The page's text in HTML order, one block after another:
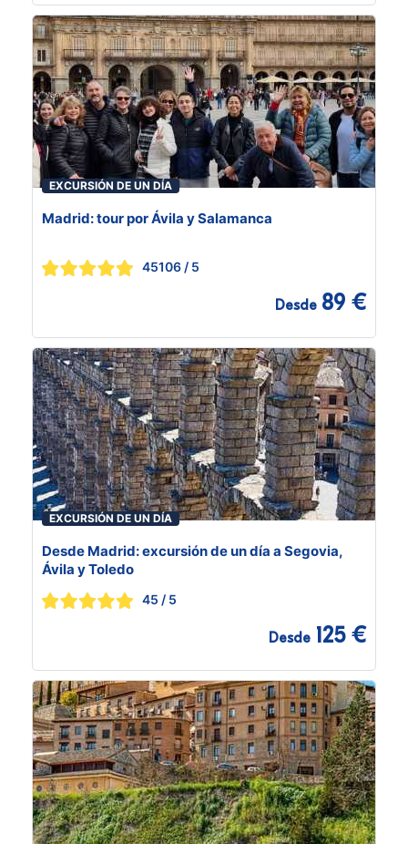
EXCURSIÓN DE UN DÍA
Madrid: tour por Ávila y Salamanca
45106 / 5
Desde 89 €
EXCURSIÓN DE UN DÍA
Desde Madrid: excursión de un día a Segovia,
Ávila y Toledo
45 / 5
Desde 125 €